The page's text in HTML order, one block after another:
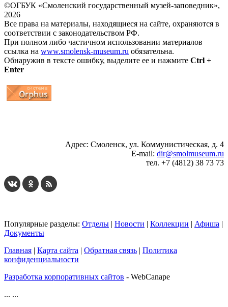
©ОГБУК «Смоленский государственный музей-заповедник»,
2026
Все права на материалы, находящиеся на сайте, охраняются в
соответствии с законодательством РФ.
При полном либо частичном использовании материалов
ссылка на www.smolensk-museum.ru обязательна.
Обнаружив в тексте ошибку, выделите ее и нажмите Ctrl +
Enter
Адрес: Смоленск, ул. Коммунистическая, д. 4
E-mail: dir@smolmuseum.ru
тел. +7 (4812) 38 73 73
Популярные разделы: Отделы | Новости | Коллекции | Афиша |
Документы
Главная | Карта сайта | Обратная связь | Политика
конфиденциальности
Разработка корпоративных сайтов - WebCanape
... ...